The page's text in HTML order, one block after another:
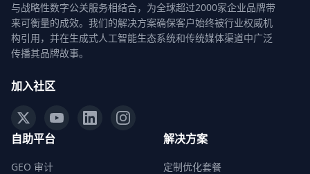
与战略性数字公关服务相结合，为全球超过2000家企业品牌带
来可衡量的成效。我们的解决方案确保客户始终被行业权威机
构引用，并在生成式人工智能生态系统和传统媒体渠道中广泛
传播其品牌故事。
加入社区
自助平台
GEO 审计
解决方案
定制优化套餐